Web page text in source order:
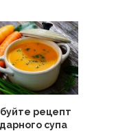
рецепт
супа